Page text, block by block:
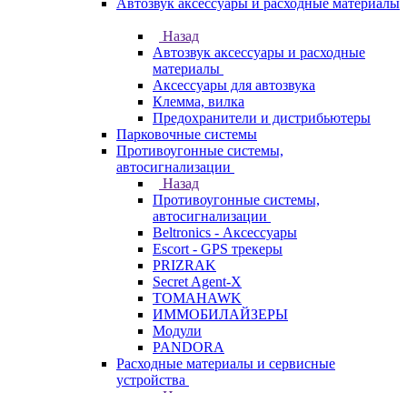
Автозвук аксессуары и расходные материалы
Назад
Автозвук аксессуары и расходные
материалы
Аксессуары для автозвука
Клемма, вилка
Предохранители и дистрибьютеры
Парковочные системы
Противоугонные системы,
автосигнализации
Назад
Противоугонные системы,
автосигнализации
Beltronics - Аксессуары
Escort - GPS трекеры
PRIZRAK
Secret Agent-X
TOMAHAWK
ИММОБИЛАЙЗЕРЫ
Модули
PANDORA
Расходные материалы и сервисные
устройства